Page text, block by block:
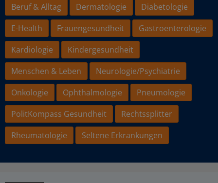
Beruf & Alltag
Dermatologie
Diabetologie
E-Health
Frauengesundheit
Gastroenterologie
Kardiologie
Kindergesundheit
Menschen & Leben
Neurologie/Psychiatrie
Onkologie
Ophthalmologie
Pneumologie
PolitKompass Gesundheit
Rechtssplitter
Rheumatologie
Seltene Erkrankungen